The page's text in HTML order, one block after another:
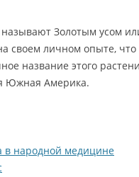
называют Золотым усом
своем личном опыте, что
название этого
Южная Америка.
в народной медицине